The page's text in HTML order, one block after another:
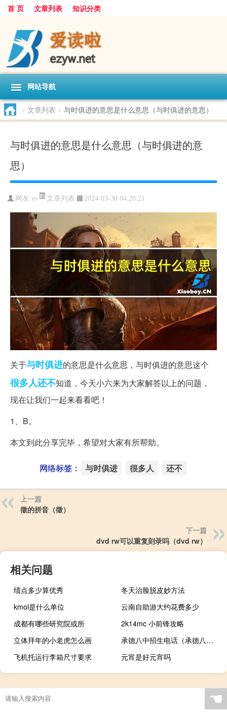
首 页 文章列表 知识分类
网站导航
> 文章列表 > 与时俱进的意思是什么意思（与时俱进的意思）
与时俱进的意思是什么意思（与时俱进的意
思）
网友:ys 文章列表 2024-03-30 04:28:21
关于与时俱进的意思是什么意思，与时俱进的意思这个
很多人还不知道，今天小六来为大家解答以上的问题，
现在让我们一起来看看吧！
1、B。
本文到此分享完毕，希望对大家有所帮助。
网络标签： 与时俱进 很多人 还不
上一篇
徵的拼音（徵）
下一篇
dvd rw可以重复刻录吗（dvd rw）
相关问题
绩点多少算优秀
冬天治脸脱皮妙方法
kmol是什么单位
云南自助游大约花费多少
成都有哪些研究院或所
2k14mc 小前锋攻略
立体拜年的小老虎怎么画
承德八中招生电话（承德八中）
飞机托运行李箱尺寸要求
元宵是好元宵吗
☚